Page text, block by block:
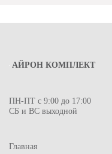
АЙРОН КОМПЛЕКТ
ПН-ПТ с 9:00 до 17:00
СБ и ВС выходной
Главная